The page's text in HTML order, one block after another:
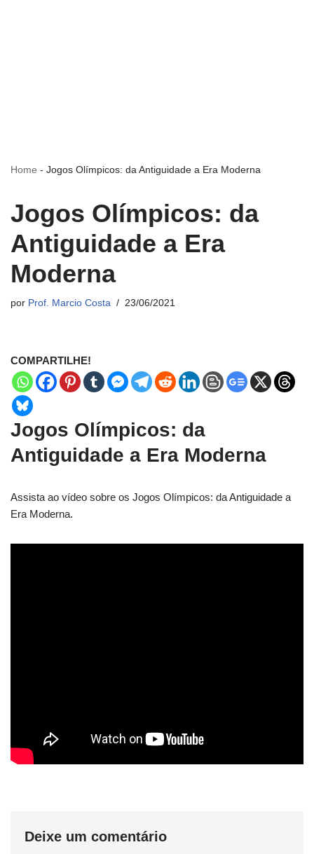
Home - Jogos Olímpicos: da Antiguidade a Era Moderna
Jogos Olímpicos: da
Antiguidade a Era
Moderna
por Prof. Marcio Costa 23/06/2021
COMPARTILHE!
Jogos Olímpicos: da
Antiguidade a Era Moderna
Assista ao vídeo sobre os Jogos Olímpicos: da Antiguidade a
Era Moderna.
Deixe um comentário